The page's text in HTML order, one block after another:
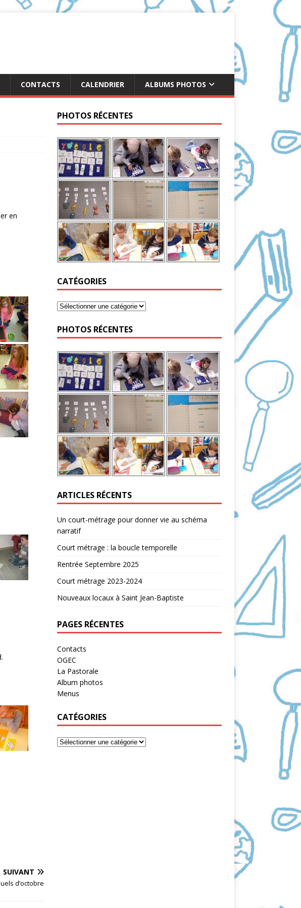
CONTACTS CALENDRIER ALBUMS PHOTOS
en
SUIVANT
d’octobre
PHOTOS RÉCENTES
CATÉGORIES
PHOTOS RÉCENTES
ARTICLES RÉCENTS
Un court-métrage pour donner vie au schéma
narratif
Court métrage : la boucle temporelle
Rentrée Septembre 2025
Court métrage 2023-2024
Nouveaux locaux à Saint Jean-Baptiste
PAGES RÉCENTES
Contacts
OGEC
La Pastorale
Album photos
Menus
CATÉGORIES